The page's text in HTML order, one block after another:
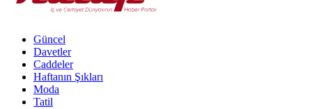
Güncel
Davetler
Caddeler
Haftanın Şıkları
Moda
Tatil